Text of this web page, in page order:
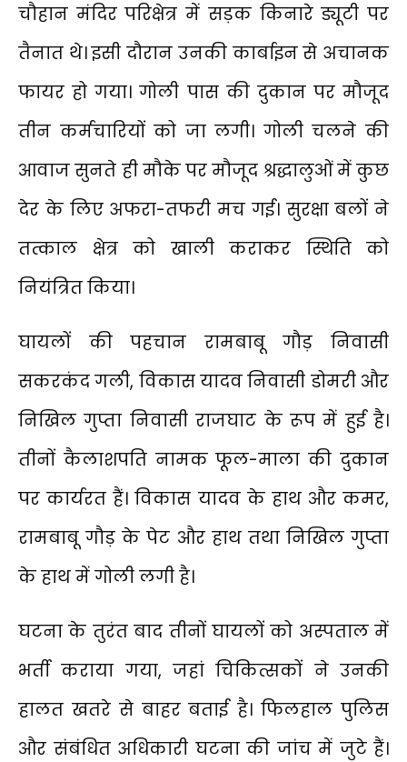
चौहान मंदिर परिक्षेत्र में सड़क किनारे ड्यूटी पर
तैनात थे। इसी दौरान उनकी कार्बाइन से अचानक
फायर हो गया। गोली पास की दुकान पर मौजूद
तीन कर्मचारियों को जा लगी। गोली चलने की
आवाज सुनते ही मौके पर मौजूद श्रद्धालुओं में कुछ
देर के लिए अफरा-तफरी मच गई। सुरक्षा बलों ने
तत्काल क्षेत्र को खाली कराकर स्थिति को
नियंत्रित किया।
घायलों की पहचान रामबाबू गौड़ निवासी
सकरकंद गली, विकास यादव निवासी डोमरी और
निखिल गुप्ता निवासी राजघाट के रूप में हुई है।
तीनों कैलाशपति नामक फूल-माला की दुकान
पर कार्यरत हैं। विकास यादव के हाथ और कमर,
रामबाबू गौड़ के पेट और हाथ तथा निखिल गुप्ता
के हाथ में गोली लगी है।
घटना के तुरंत बाद तीनों घायलों को अस्पताल में
भर्ती कराया गया, जहां चिकित्सकों ने उनकी
हालत खतरे से बाहर बताई है। फिलहाल पुलिस
और संबंधित अधिकारी घटना की जांच में जुटे हैं।